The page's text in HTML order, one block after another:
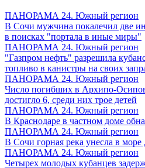
ПАНОРАМА 24. Южный регион
В Сочи мужчина покалечил две
в поисках "портала в иные миры"
ПАНОРАМА 24. Южный регион
"Газпром нефть" разрешила
топливо в канистры на своих
ПАНОРАМА 24. Южный регион
Число погибших в Архипо-
достигло 6, среди них трое детей
ПАНОРАМА 24. Южный регион
В Краснодаре в частном доме
ПАНОРАМА 24. Южный регион
В Сочи горная река унесла в
ПАНОРАМА 24. Южный регион
Четырех молодых кубанцев